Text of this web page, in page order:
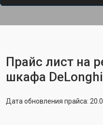
Прайс лист на
шкафа
Дата обновления прайса: